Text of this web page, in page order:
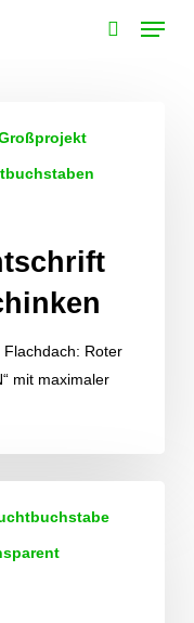
Menu
Roter
mit maximaler